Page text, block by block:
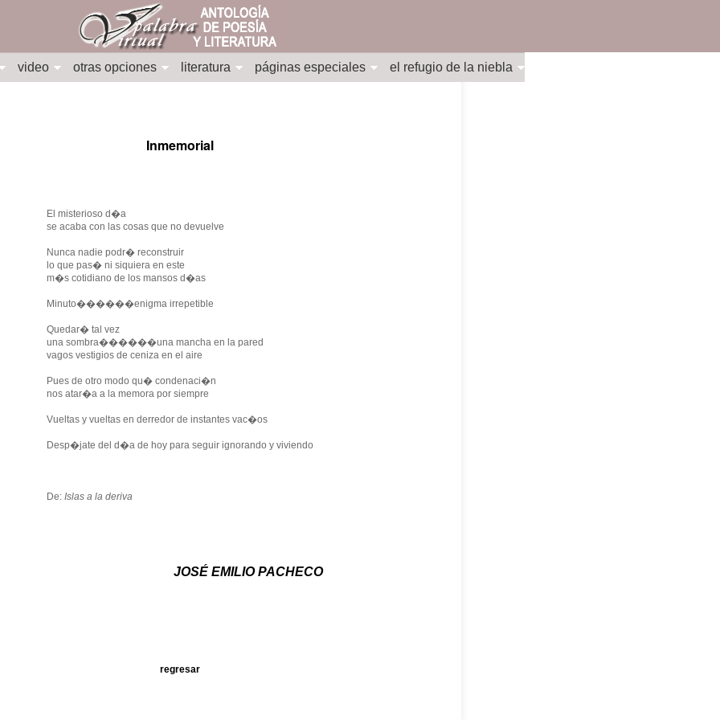
video otras opciones literatura páginas especiales el refugio de la niebla
Inmemorial
El misterioso d�a
se acaba con las cosas que no devuelve
Nunca nadie podr� reconstruir
lo que pas� ni siquiera en este
m�s cotidiano de los mansos d�as
Minuto������enigma irrepetible
Quedar� tal vez
una sombra������una mancha en la pared
vagos vestigios de ceniza en el aire
Pues de otro modo qu� condenaci�n
nos atar�a a la memora por siempre
Vueltas y vueltas en derredor de instantes vac�os
Desp�jate del d�a de hoy para seguir ignorando y viviendo
De: Islas a la deriva
JOSÉ EMILIO PACHECO
regresar